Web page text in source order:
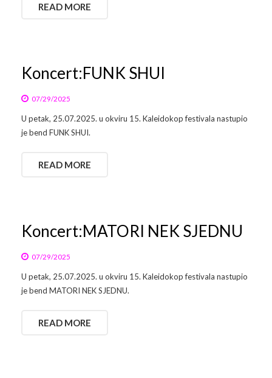
READ MORE
Koncert:FUNK SHUI
07/29/2025
U petak, 25.07.2025. u okviru 15. Kaleidokop festivala nastupio
je bend FUNK SHUI.
READ MORE
Koncert:MATORI NEK SJEDNU
07/29/2025
U petak, 25.07.2025. u okviru 15. Kaleidokop festivala nastupio
je bend MATORI NEK SJEDNU.
READ MORE